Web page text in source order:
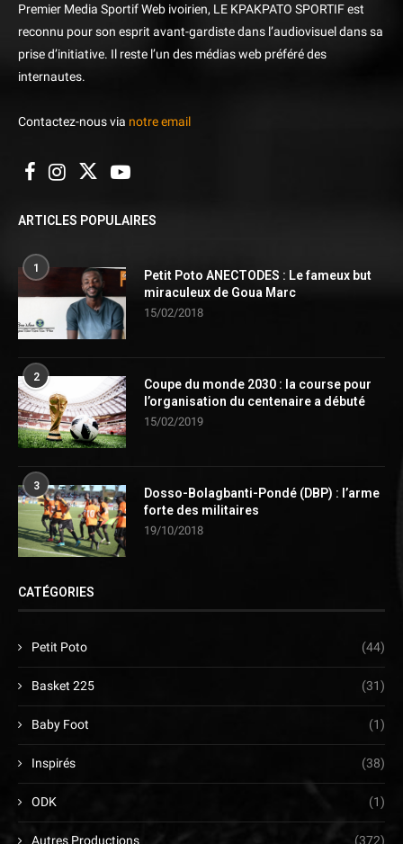
Premier Media Sportif Web ivoirien, LE KPAKPATO SPORTIF est
reconnu pour son esprit avant-gardiste dans l’audiovisuel dans sa
prise d’initiative. Il reste l’un des médias web préféré des
internautes.
Contactez-nous via notre email
ARTICLES POPULAIRES
1
Petit Poto ANECTODES : Le fameux but
miraculeux de Goua Marc
15/02/2018
2
Coupe du monde 2030 : la course pour
l’organisation du centenaire a débuté
15/02/2019
3
Dosso-Bolagbanti-Pondé (DBP) : l’arme
forte des militaires
19/10/2018
CATÉGORIES
Petit Poto (44)
Basket 225 (31)
Baby Foot (1)
Inspirés (38)
ODK (1)
Autres Productions (372)